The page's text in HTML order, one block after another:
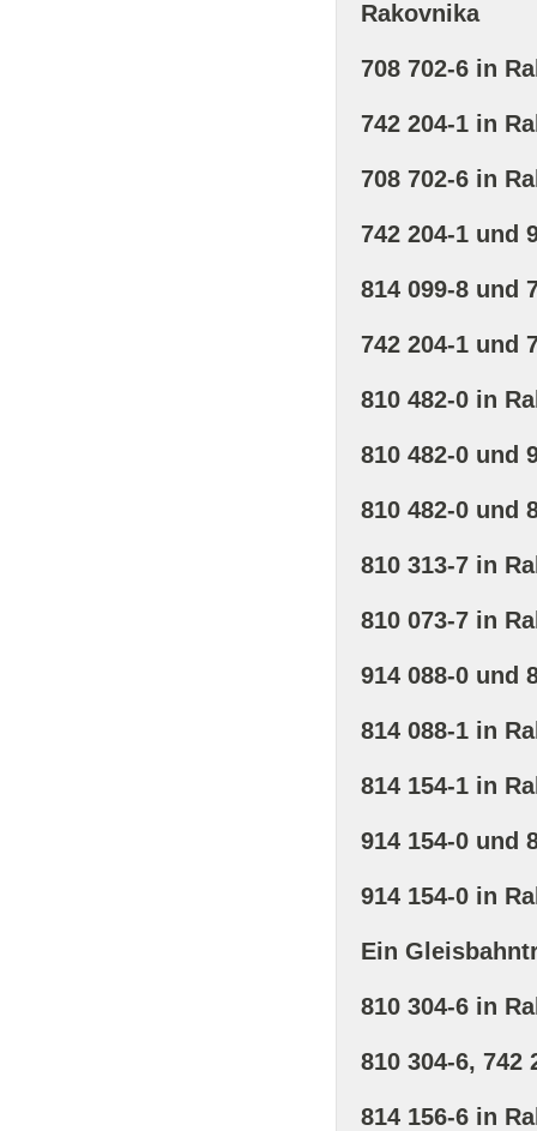
Rakovnika
708 702-6 in
742 204-1 in
708 702-6 in
742 204-1 und
814 099-8 und
742 204-1 und
810 482-0 in
810 482-0 und
810 482-0 und
810 313-7 in
810 073-7 in
914 088-0 und
814 088-1 in
814 154-1 in
914 154-0 und
914 154-0 in
Ein
810 304-6 in
810 304-6, 742
814 156-6 in